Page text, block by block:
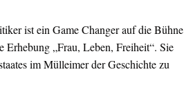
ist ein Game Changer auf die Bühne
„Frau, Leben, Freiheit“. Sie
im Mülleimer der Geschichte zu